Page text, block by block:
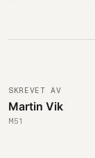
SKREVET AV
Martin Vik
M51